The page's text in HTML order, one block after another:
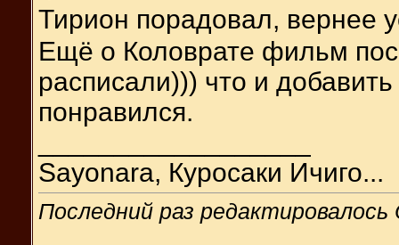
Тирион порадовал,
Ещё о Коловрате фильм
расписали))) что и
понравился.
Sayonara, Куросаки Ичиго...
Последний раз